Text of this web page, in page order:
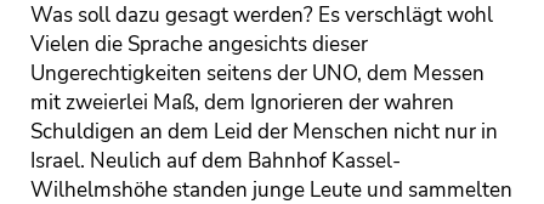
Was soll dazu gesagt werden? Es verschlägt wohl
Vielen die Sprache angesichts dieser
Ungerechtigkeiten seitens der UNO, dem Messen
mit zweierlei Maß, dem Ignorieren der wahren
Schuldigen an dem Leid der Menschen nicht nur in
Israel. Neulich auf dem Bahnhof Kassel-
Wilhelmshöhe standen junge Leute und sammelten